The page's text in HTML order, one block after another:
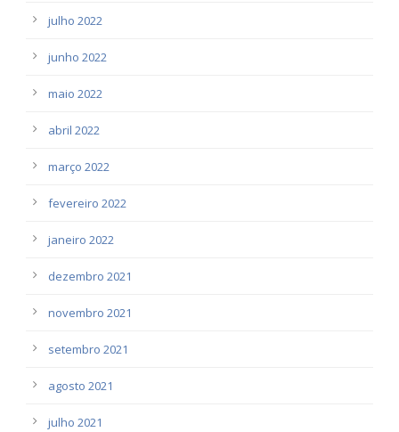
julho 2022
junho 2022
maio 2022
abril 2022
março 2022
fevereiro 2022
janeiro 2022
dezembro 2021
novembro 2021
setembro 2021
agosto 2021
julho 2021